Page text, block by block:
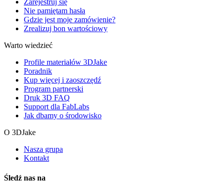
Zarejestruj się
Nie pamiętam hasła
Gdzie jest moje zamówienie?
Zrealizuj bon wartościowy
Warto wiedzieć
Profile materiałów 3DJake
Poradnik
Kup więcej i zaoszczędź
Program partnerski
Druk 3D FAQ
Support dla FabLabs
Jak dbamy o środowisko
O 3DJake
Nasza grupa
Kontakt
Śledź nas na